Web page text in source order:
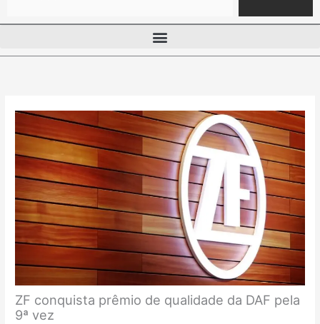
ZF conquista prêmio de qualidade da DAF pela
9ª vez